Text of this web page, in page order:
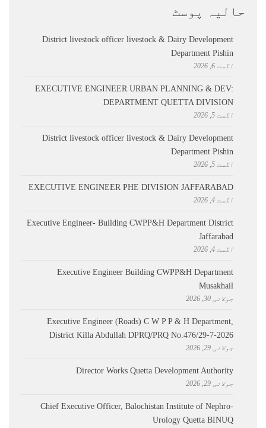
حالیہ پوسٹ
District livestock officer livestock & Dairy Development
Department Pishin
اگست 6, 2026
EXECUTIVE ENGINEER URBAN PLANNING & DEV:
DEPARTMENT QUETTA DIVISION
اگست 5, 2026
District livestock officer livestock & Dairy Development
Department Pishin
اگست 5, 2026
EXECUTIVE ENGINEER PHE DIVISION JAFFARABAD
اگست 4, 2026
Executive Engineer- Building CWPP&H Department District
Jaffarabad
اگست 4, 2026
Executive Engineer Building CWPP&H Department
Musakhail
جولائی 30, 2026
Executive Engineer (Roads) C W P P & H Department,
District Killa Abdullah ​DPRQ/PRQ No.476/29-7-2026
جولائی 29, 2026
Director Works Quetta Development Authority
جولائی 29, 2026
Chief Executive Officer, Balochistan Institute of Nephro-
Urology Quetta BINUQ